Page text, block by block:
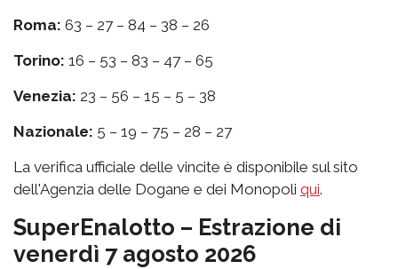
Roma: 63 – 27 – 84 – 38 – 26
Torino: 16 – 53 – 83 – 47 – 65
Venezia: 23 – 56 – 15 – 5 – 38
Nazionale: 5 – 19 – 75 – 28 – 27
La verifica ufficiale delle vincite è disponibile sul sito
dell'Agenzia delle Dogane e dei Monopoli qui.
SuperEnalotto – Estrazione di
venerdì 7 agosto 2026